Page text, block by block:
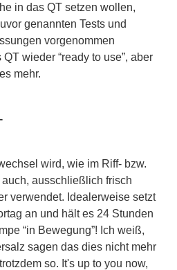
in das QT setzen wollen,
genannten Tests und
vorgenommen
wieder “ready to use”, aber
mehr.
wird, wie im Riff- bzw.
ausschließlich frisch
verwendet. Idealerweise setzt
an und hält es 24 Stunden
“in Bewegung”! Ich weiß,
sagen das dies nicht mehr
so. It's up to you now,